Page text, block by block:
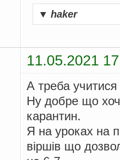
▼ haker
11.05.2021
А треба
Ну добре що
карантин.
Я на уроках на
віршів що